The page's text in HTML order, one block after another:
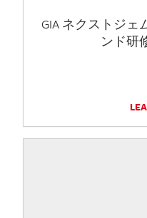
GIA ネクストジェ
ンド研